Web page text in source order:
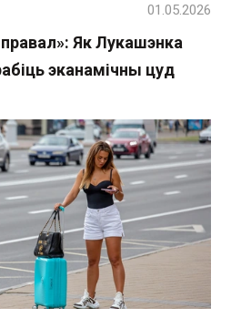
Як Лукашэнка
эканамічны цуд
01.05.2026